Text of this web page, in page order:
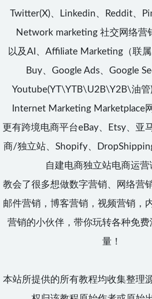
Twitter(X)、Linkedin、Reddit、
Network marketing 社交网络营
以及AI、Affiliate Marketing（联
Buy、Google Ads、Google
Youtube(YT\YTB\U2B\Y2B\油管
Internet Marketing Marketplace
更有跨境电商平台eBay、Etsy、亚
商/独立站、Shopify、
自建电商独立站电商运营
教会了很多想做数字营销、网络营
邮件营销，博客营销，视频营销，
营销的小伙伴，带你玩转各种免
量！
本站所提供的所有教程均收集整理